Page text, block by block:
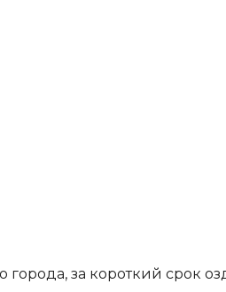
города, за короткий срок